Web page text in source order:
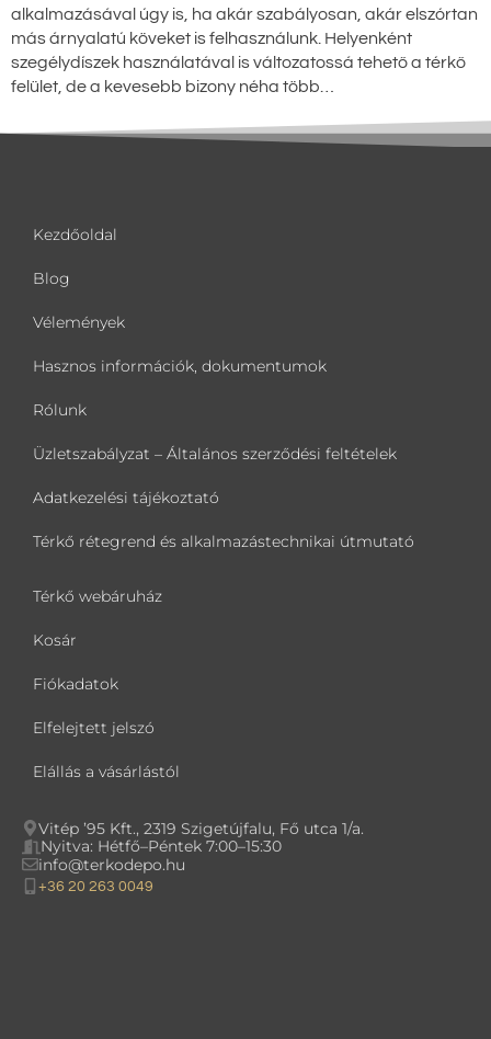
alkalmazásával úgy is, ha akár szabályosan, akár elszórtan
más árnyalatú köveket is felhasználunk. Helyenként
szegélydíszek használatával is változatossá tehető a térkő
felület, de a kevesebb bizony néha több…
Kezdőoldal
Blog
Vélemények
Hasznos információk, dokumentumok
Rólunk
Üzletszabályzat – Általános szerződési feltételek
Adatkezelési tájékoztató
Térkő rétegrend és alkalmazástechnikai útmutató
Térkő webáruház
Kosár
Fiókadatok
Elfelejtett jelszó
Elállás a vásárlástól
Vitép ’95 Kft., 2319 Szigetújfalu, Fő utca 1/a.
Nyitva: Hétfő–Péntek 7:00–15:30
info@terkodepo.hu
+36 20 263 0049